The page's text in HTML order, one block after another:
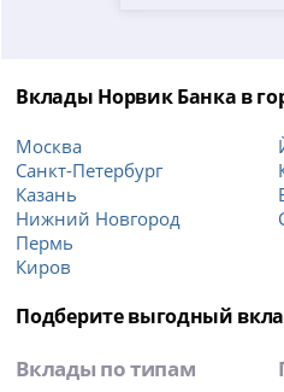
Вклады Норвик Банка в
Москва
Санкт-Петербург
Казань
Нижний Новгород
Пермь
Киров
Подберите выгодный
Вклады по типам